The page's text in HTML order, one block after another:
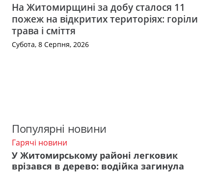
На Житомирщині за добу сталося 11
пожеж на відкритих територіях: горіли
трава і сміття
Субота, 8 Серпня, 2026
Популярні новини
Гарячі новини
У Житомирському районі легковик
врізався в дерево: водійка загинула